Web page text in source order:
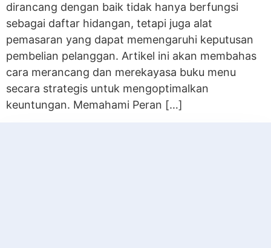
dirancang dengan baik tidak hanya berfungsi
sebagai daftar hidangan, tetapi juga alat
pemasaran yang dapat memengaruhi keputusan
pembelian pelanggan. Artikel ini akan membahas
cara merancang dan merekayasa buku menu
secara strategis untuk mengoptimalkan
keuntungan. Memahami Peran […]